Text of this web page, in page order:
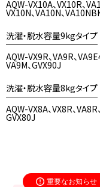
AQW-VX10A、VX10R、
VX10N、VA10N、
洗濯・脱水容量9kgタイプ
AQW-VX9R、VA9R、
VA9M、GVX90J
洗濯・脱水容量8kgタイプ
AQW-VX8A、VX8R、VA8R
GVX80J
重要なお知らせ